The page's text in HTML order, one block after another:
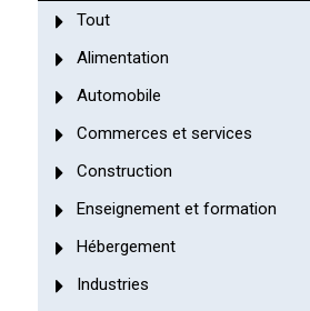
Tout
Alimentation
Automobile
Commerces et services
Construction
Enseignement et formation
Hébergement
Industries